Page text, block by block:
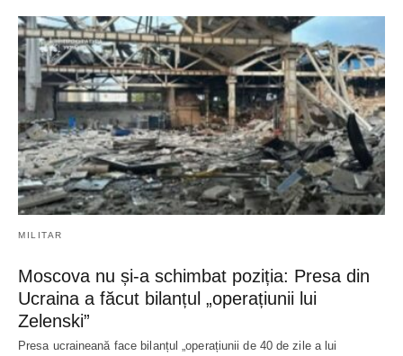
MILITAR
Moscova nu și-a schimbat poziția: Presa din
Ucraina a făcut bilanțul „operațiunii lui
Zelenski”
Presa ucraineană face bilanțul „operațiunii de 40 de zile a lui